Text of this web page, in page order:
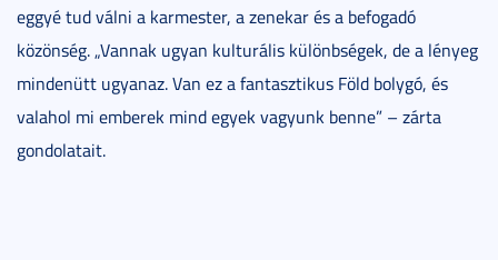
eggyé tud válni a karmester, a zenekar és a befogadó
közönség. „Vannak ugyan kulturális különbségek, de a lényeg
mindenütt ugyanaz. Van ez a fantasztikus Föld bolygó, és
valahol mi emberek mind egyek vagyunk benne” – zárta
gondolatait.